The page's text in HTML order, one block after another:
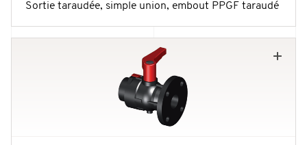
Sortie taraudée, simple union, embout PPGF taraudé